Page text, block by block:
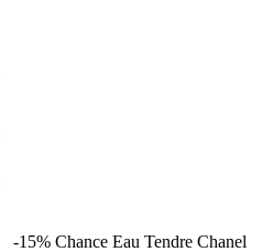
-15% Chance Eau Tendre Chanel